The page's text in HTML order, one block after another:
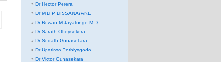
Dr Hector Perera
Dr M D P DISSANAYAKE
Dr Ruwan M Jayatunge M.D.
Dr Sarath Obeysekera
Dr Sudath Gunasekara
Dr Upatissa Pethiyagoda.
Dr Victor Gunasekara